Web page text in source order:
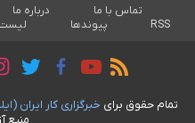
تماس با ما درباره ما
RSS
پیوندها لیست
تمام حقوق برای خبرگزاری کار ايران